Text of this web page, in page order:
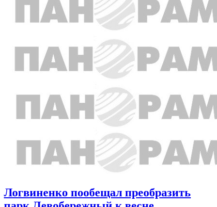
Логвиненко пообещал преобразить